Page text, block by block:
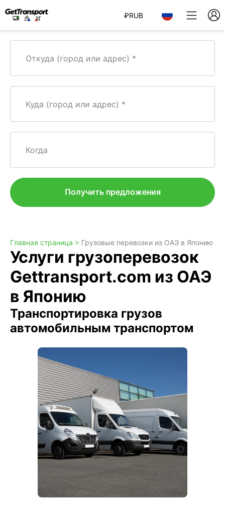
₽RUB
Откуда (город или адрес)
Куда (город или адрес)
Когда
Получить предложения
Главная страница > Грузовые перевозки из ОАЭ в Японию
Услуги грузоперевозок
Gettransport.com из ОАЭ
в Японию
Транспортировка грузов
автомобильным транспортом